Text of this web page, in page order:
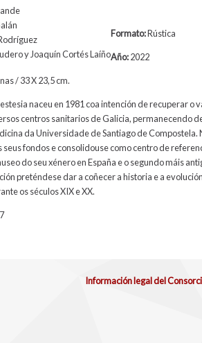
y Joaquín Cortés Laíño
Formato:Rústica
Año:2022
/ 33 X 23,5 cm.
naceu en 1981 coa intención de recuperar o
centros sanitarios de Galicia, permanecendo
da Universidade de Santiago de Compostela.
fondos e consolidouse como centro de
do seu xénero en España e o segundo máis
preténdese dar a coñecer a historia e a
os séculos XIX e XX.
Información legal del